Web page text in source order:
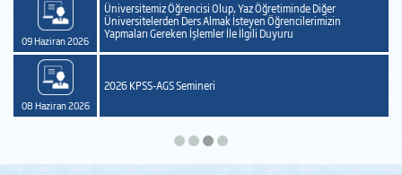
Haziran 2026
Üniversitemiz Öğrencisi Olup, Yaz Öğretiminde Diğer
Üniversitelerden Ders Almak İsteyen Öğrencilerimizin
Yapmaları Gereken İşlemler İle İlgili Duyuru
Haziran 2026
2026 KPSS-AGS Semineri